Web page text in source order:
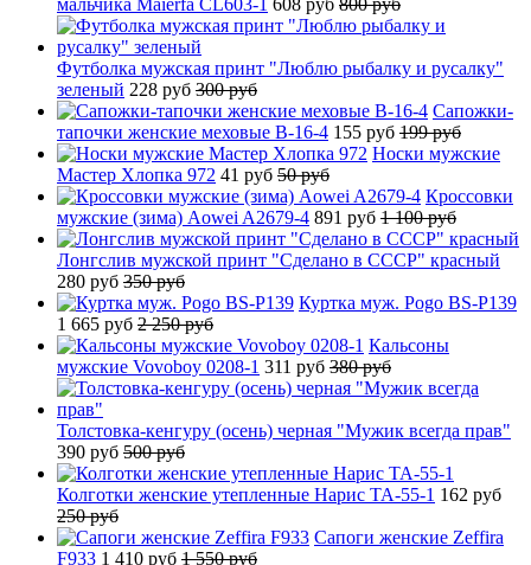
Футболка мужская принт "Люблю рыбалку и русалку"
зеленый 228 руб 300 руб
Сапожки-
тапочки женские меховые B-16-4 155 руб 199 руб
Носки мужские
Мастер Хлопка 972 41 руб 50 руб
Кроссовки
мужские (зима) Aowei A2679-4 891 руб 1 100 руб
Лонгслив мужской принт "Сделано в СССР" красный
280 руб 350 руб
Куртка муж. Pogo BS-P139
1 665 руб 2 250 руб
Кальсоны
мужские Vovoboy 0208-1 311 руб 380 руб
Толстовка-кенгуру (осень) черная "Мужик всегда прав"
390 руб 500 руб
Колготки женские утепленные Нарис TA-55-1 162 руб
250 руб
Сапоги женские Zeffira
F933 1 410 руб 1 550 руб